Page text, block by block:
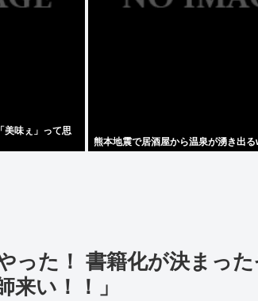
美味ぇ」って思
熊本地震で居酒屋から温泉が湧き出
った！ 書籍化が決まっ
い！！」